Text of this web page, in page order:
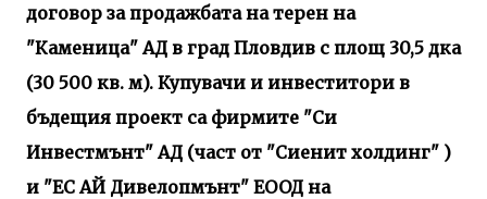
договор за продажбата на терен на
"Каменица" АД в град Пловдив с площ 30,5 дка
(30 500 кв. м). Купувачи и инвеститори в
бъдещия проект са фирмите "Си
Инвестмънт" АД (част от "Сиенит холдинг" )
и "ЕС АЙ Дивелопмънт" ЕООД на